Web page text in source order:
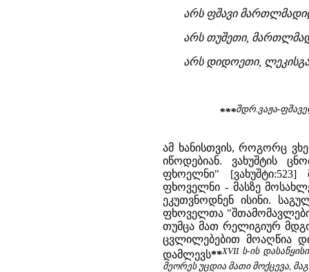
არს ფშავი
არს თუშეთი,
არს დიდოეთი,
***შდრ.ვაჟა-
ამ ხანისთვის, როგორც
იწოდებიან. ვახუშტის
ფხოელნი"
ფხოველნი - მასზე
ეკუთვნოდნენ ისინი.
ფხოველთა
თუმცა მათ რელიგიურ
ცვლილებებით მოაღწია
დამლევს**XVII ს-ის
მეორეს უცდია მათი მოქცევა,